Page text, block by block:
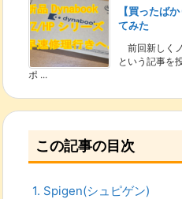
【買ったば
てみた
前回新しく
という記事を
ポ ...
この記事の目次
1. Spigen(シュピゲン)